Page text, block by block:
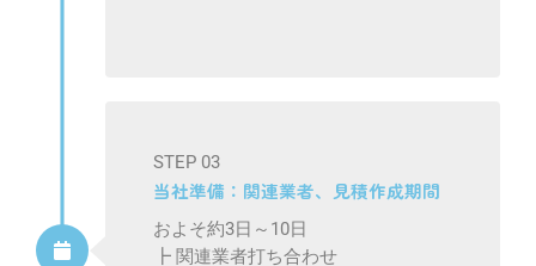
STEP 03
当社準備：関連業者、見積作成期間
およそ約3日～10日
┣ 関連業者打ち合わせ